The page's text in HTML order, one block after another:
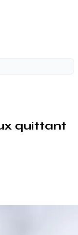
quittant